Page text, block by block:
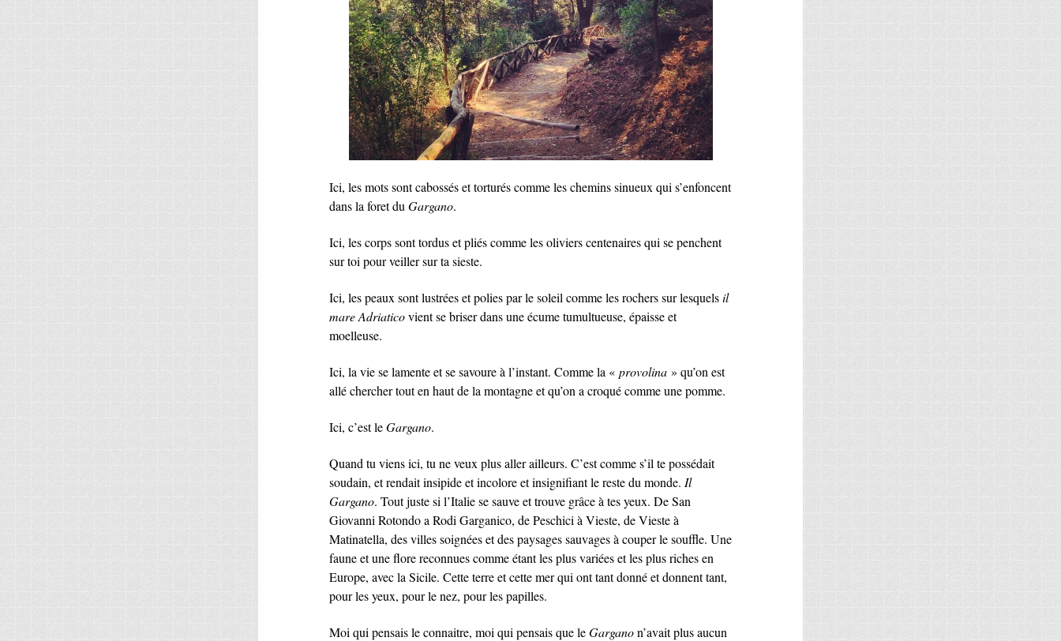
Ici, les mots sont cabossés et torturés comme les chemins sinueux qui s’enfoncent
dans la foret du Gargano.
Ici, les corps sont tordus et pliés comme les oliviers centenaires qui se penchent
sur toi pour veiller sur ta sieste.
Ici, les peaux sont lustrées et polies par le soleil comme les rochers sur lesquelsil
mare Adriaticovient se briser dans une écume tumultueuse, épaisse et
moelleuse.
Ici, la vie se lamente et se savoure à l’instant. Comme la « provolina » qu’on est
allé chercher tout en haut de la montagne et qu’on a croqué comme une pomme.
Ici, c’est leGargano.
Quand tu viens ici, tu ne veux plus aller ailleurs. C’est comme s’il te possédait
soudain, et rendait insipide et incolore et insignifiant le reste du monde. Il
Gargano. Tout juste si l’Italie se sauve et trouve grâce à tes yeux. De San
Giovanni Rotondo a Rodi Garganico, de Peschici à Vieste, de Vieste à
Matinatella, des villes soignées et des paysages sauvages à couper le souffle. Une
faune et une flore reconnues comme étant les plus variées et les plus riches en
Europe, avec la Sicile. Cette terre et cette mer qui ont tant donné et donnent tant,
pour les yeux, pour le nez, pour les papilles.
Moi qui pensais le connaitre, moi qui pensais que leGarganon’avait plus aucun